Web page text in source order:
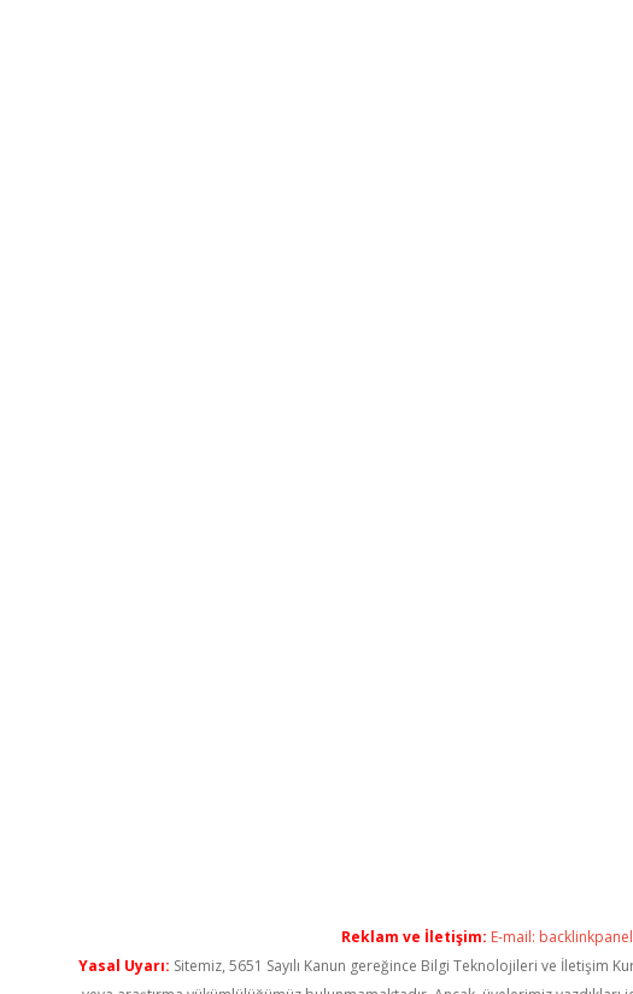
Reklam ve İletişim: E-mail:
Yasal Uyarı: Sitemiz, 5651 Sayılı Kanun gereğince Bilgi Teknolojileri ve İletişim